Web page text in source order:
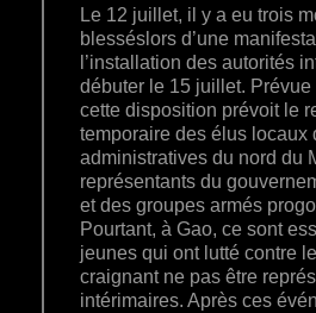
Le 12 juillet, il y a eu trois
blesséslors d’une
l’installation des autorités
débuter le 15 juillet. Prévue
cette disposition prévoit le
temporaire des élus locaux
administratives du nord du
représentants du
et des groupes armés
Pourtant, à Gao, ce sont
jeunes qui ont lutté contre
craignant ne pas être
intérimaires. Après ces